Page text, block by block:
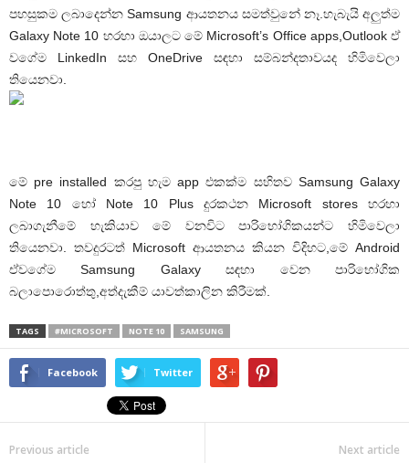
පහසුකම ලබාදෙන්න Samsung ආයතනය සමත්වුනේ නෑ.හැබැයි අලුත්ම
Galaxy Note 10 හරහා ඔයාලට මේ Microsoft’s Office apps,Outlook ඒ
වගේම LinkedIn සහ OneDrive සඳහා සම්බන්දතාවයද හිමිවෙලා
තියෙනවා.
මේ pre installed කරපු හැම app එකක්ම සහිතව Samsung Galaxy
Note 10 හෝ Note 10 Plus දුරකථන Microsoft stores හරහා
ලබාගැනීමේ හැකියාව මේ වනවිට පාරිභෝගිකයන්ට හිමිවෙලා
තියෙනවා. තවදුරටත් Microsoft ආයතනය කියන විදිහට,මේ Android
ඒවගේම Samsung Galaxy සඳහා වෙන පාරිභෝගික
බලාපොරොත්තු,අත්දැකීම් යාවත්කාලින කිරීමක්.
TAGS #MICROSOFT NOTE 10 SAMSUNG
Facebook Twitter
Previous article Next article